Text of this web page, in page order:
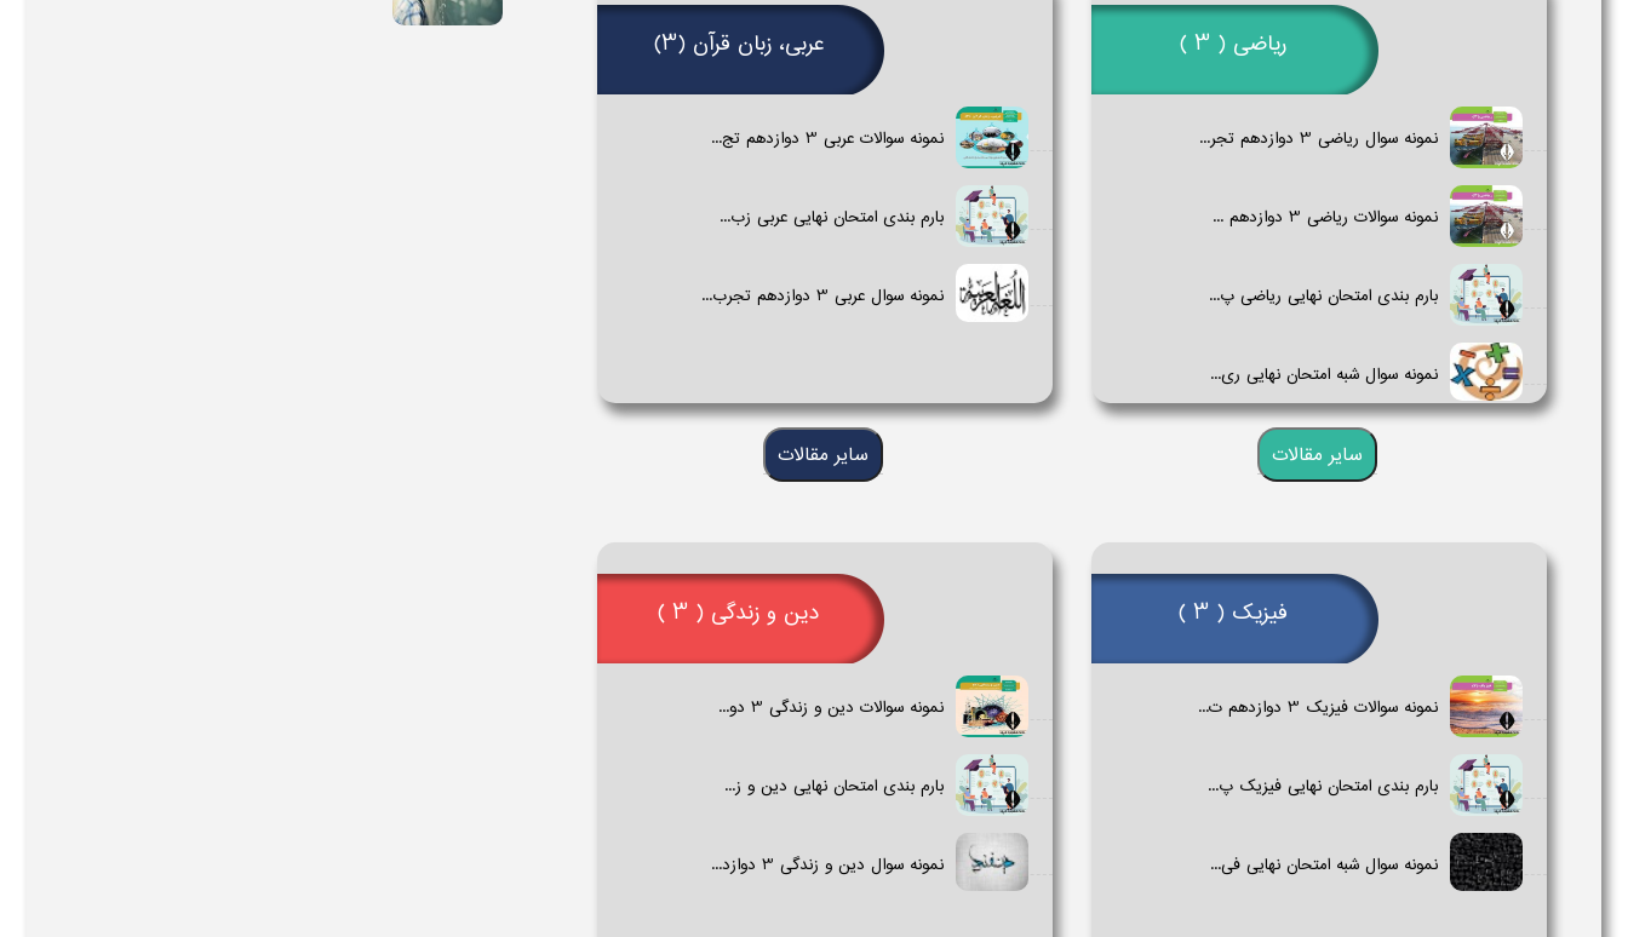
ریاضی ( 3 )
نمونه سوال ریاضی 3 دوازدهم تجر...
نمونه سوالات ریاضی 3​ دوازدهم ...
بارم بندی امتحان نهایی ریاضی پ...
نمونه سوال شبه امتحان نهایی ری...
عربی، زبان قرآن (3)
نمونه سوالات عربی 3 دوازدهم تج...
بارم بندی امتحان نهایی عربی زب...
نمونه سوال عربی 3 دوازدهم تجرب...
فیزیک ( 3 )
نمونه سوالات فیزیک 3 دوازدهم ت...
بارم بندی امتحان نهایی فیزیک پ...
نمونه سوال شبه امتحان نهایی فی...
دین و زندگی ( 3 )
نمونه سوالات دین و زندگی 3​ دو...
بارم بندی امتحان نهایی دین و ز...
نمونه سوال دین و زندگی 3 دوازد...